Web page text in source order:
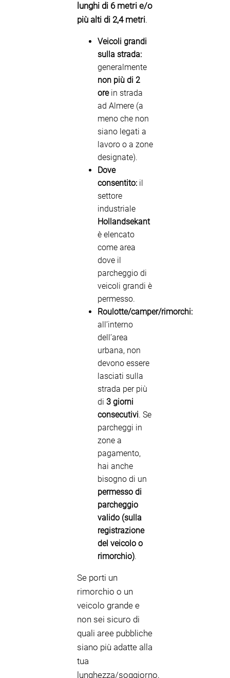
lunghi di 6 metri e/o
più alti di 2,4 metri.
Veicoli grandi
sulla strada:
generalmente
non più di 2
orein strada
ad Almere (a
meno che non
siano legati a
lavoro o a zone
designate).
Dove
consentito: il
settore
industriale
Hollandsekant
è elencato
come area
dove il
parcheggio di
veicoli grandi è
permesso.
Roulotte/camper/rimorchi:
all’interno
dell’area
urbana, non
devono essere
lasciati sulla
strada per più
di 3 giorni
consecutivi. Se
parcheggi in
zone a
pagamento,
hai anche
bisogno di un
permesso di
parcheggio
valido (sulla
registrazione
del veicolo o
rimorchio).
Se porti un
rimorchio o un
veicolo grande e
non sei sicuro di
quali aree pubbliche
siano più adatte alla
tua
lunghezza/soggiorno,